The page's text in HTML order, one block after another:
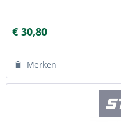
€ 30,80
Merken